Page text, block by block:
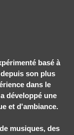
basé à
son plus
dans le
développé une
et d'ambiance.
musiques, des